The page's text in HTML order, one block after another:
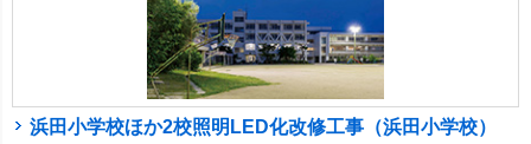
浜田小学校ほか2校照明LED化改修工事（浜田小学校）